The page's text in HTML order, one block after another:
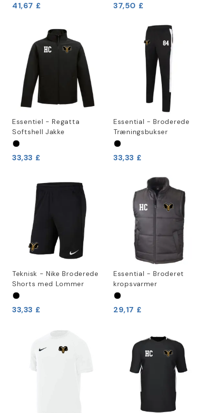
41,67 £ 37,50 £
Essentiel - Regatta
Softshell Jakke
33,33 £
Essential - Broderede
Træningsbukser
33,33 £
Teknisk - Nike Broderede
Shorts med Lommer
33,33 £
Essential - Broderet
kropsvarmer
29,17 £